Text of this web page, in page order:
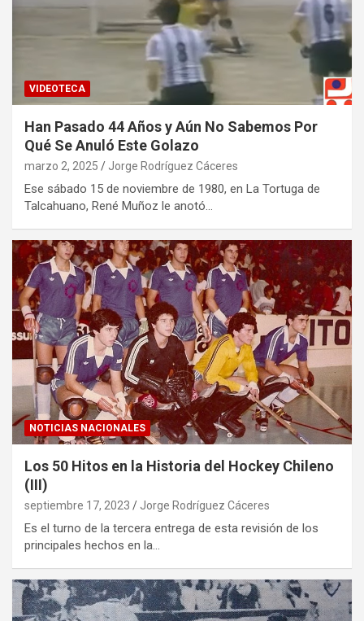
VIDEOTECA
Han Pasado 44 Años y Aún No Sabemos Por
Qué Se Anuló Este Golazo
marzo 2, 2025 Jorge Rodríguez Cáceres
Ese sábado 15 de noviembre de 1980, en La Tortuga de
Talcahuano, René Muñoz le anotó…
NOTICIAS NACIONALES
Los 50 Hitos en la Historia del Hockey Chileno
(III)
septiembre 17, 2023 Jorge Rodríguez Cáceres
Es el turno de la tercera entrega de esta revisión de los
principales hechos en la…